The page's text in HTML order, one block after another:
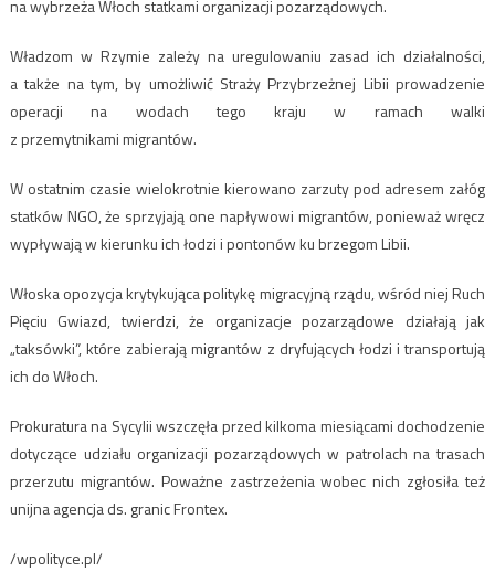
na wybrzeża Włoch statkami organizacji pozarządowych.
Władzom w Rzymie zależy na uregulowaniu zasad ich działalności,
a także na tym, by umożliwić Straży Przybrzeżnej Libii prowadzenie
operacji na wodach tego kraju w ramach walki
z przemytnikami migrantów.
W ostatnim czasie wielokrotnie kierowano zarzuty pod adresem załóg
statków NGO, że sprzyjają one napływowi migrantów, ponieważ wręcz
wypływają w kierunku ich łodzi i pontonów ku brzegom Libii.
Włoska opozycja krytykująca politykę migracyjną rządu, wśród niej Ruch
Pięciu Gwiazd, twierdzi, że organizacje pozarządowe działają jak
„taksówki”, które zabierają migrantów z dryfujących łodzi i transportują
ich do Włoch.
Prokuratura na Sycylii wszczęła przed kilkoma miesiącami dochodzenie
dotyczące udziału organizacji pozarządowych w patrolach na trasach
przerzutu migrantów. Poważne zastrzeżenia wobec nich zgłosiła też
unijna agencja ds. granic Frontex.
/wpolityce.pl/